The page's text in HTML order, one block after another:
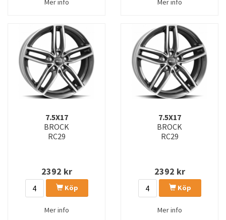
Mer info Mer info
7.5X17
BROCK
RC29
2392 kr
Köp
Mer info
7.5X17
BROCK
RC29
2392 kr
Köp
Mer info